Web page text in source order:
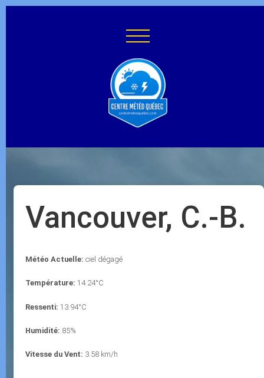
Vancouver, C.-B.
Météo Actuelle: ciel dégagé
Température: 14.24°C
Ressenti: 13.94°C
Humidité: 85%
Vitesse du Vent: 3.58 km/h